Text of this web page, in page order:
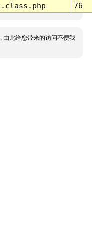
76
由此给您带来的访问不便我